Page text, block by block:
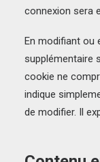
connexion sera
En modifiant ou
supplémentaire
cookie ne
indique
de modifier. Il